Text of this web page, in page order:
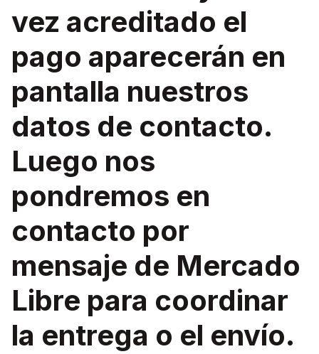
vez acreditado el
pago aparecerán en
pantalla nuestros
datos de contacto.
Luego nos
pondremos en
contacto por
mensaje de Mercado
Libre para coordinar
la entrega o el envío.